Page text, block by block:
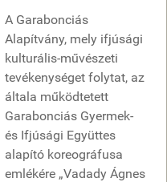
A Garabonciás
Alapítvány, mely ifjúsági
kulturális-művészeti
tevékenységet folytat, az
általa működtetett
Garabonciás Gyermek-
és Ifjúsági Együttes
alapító koreográfusa
emlékére „Vadady Ágnes